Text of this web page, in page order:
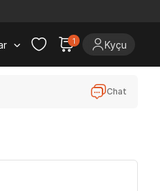
1 Kyçu
Chat